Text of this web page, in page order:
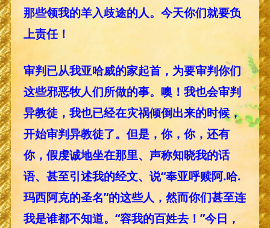
那些领我的羊入歧途的人。今天你们就要负
上责任！
审判已从我亚哈威的家起首，为要审判你们
这些邪恶牧人们所做的事。噢！我也会审判
异教徒，我也已经在灾祸倾倒出来的时候，
开始审判异教徒了。但是，你，你，还有
你，假虔诚地坐在那里、声称知晓我的话
语、甚至引述我的经文、说“奉亚呼赎阿.哈.
玛西阿克的圣名”的这些人，然而你们甚至连
我是谁都不知道。“容我的百姓去！”今日，